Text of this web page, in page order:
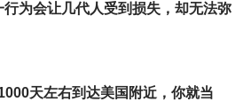
为会让几代人受到损失，却无法弥
天左右到达美国附近，你就当